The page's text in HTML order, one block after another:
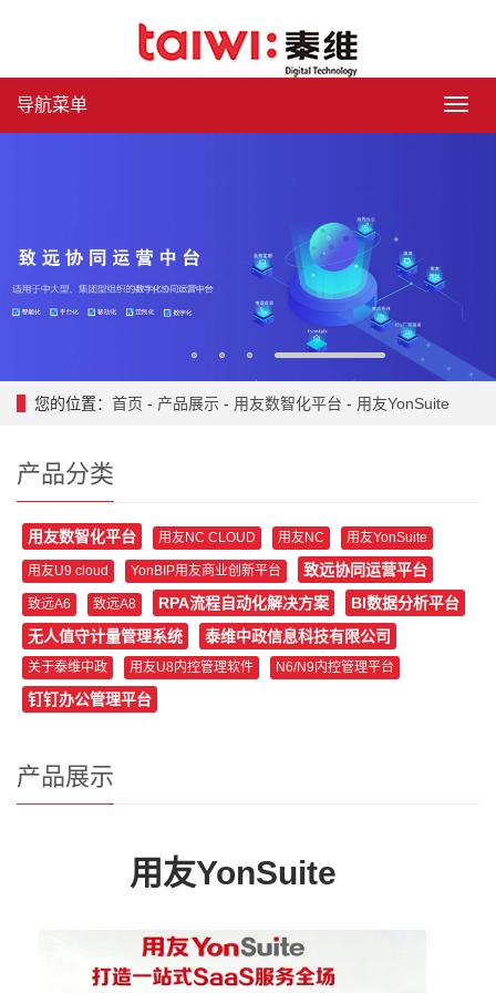
导
导航菜单
您的位置： 首页 - 产品展示 - 用友数智化平台 - 用友YonSuite
产品分类
用友数智化平台 用友NC CLOUD 用友NC 用友YonSuite
用友U9 cloud YonBIP用友商业创新平台 致远协同运营平台
致远A6 致远A8 RPA流程自动化解决方案
BI数据分析平台
无人值守计量管理系统
泰维中政信息科技有限公司
关于泰维中政 用友U8内控管理软件 N6/N9内控管理平台
钉钉办公管理平台
产品展示
用友YonSuite